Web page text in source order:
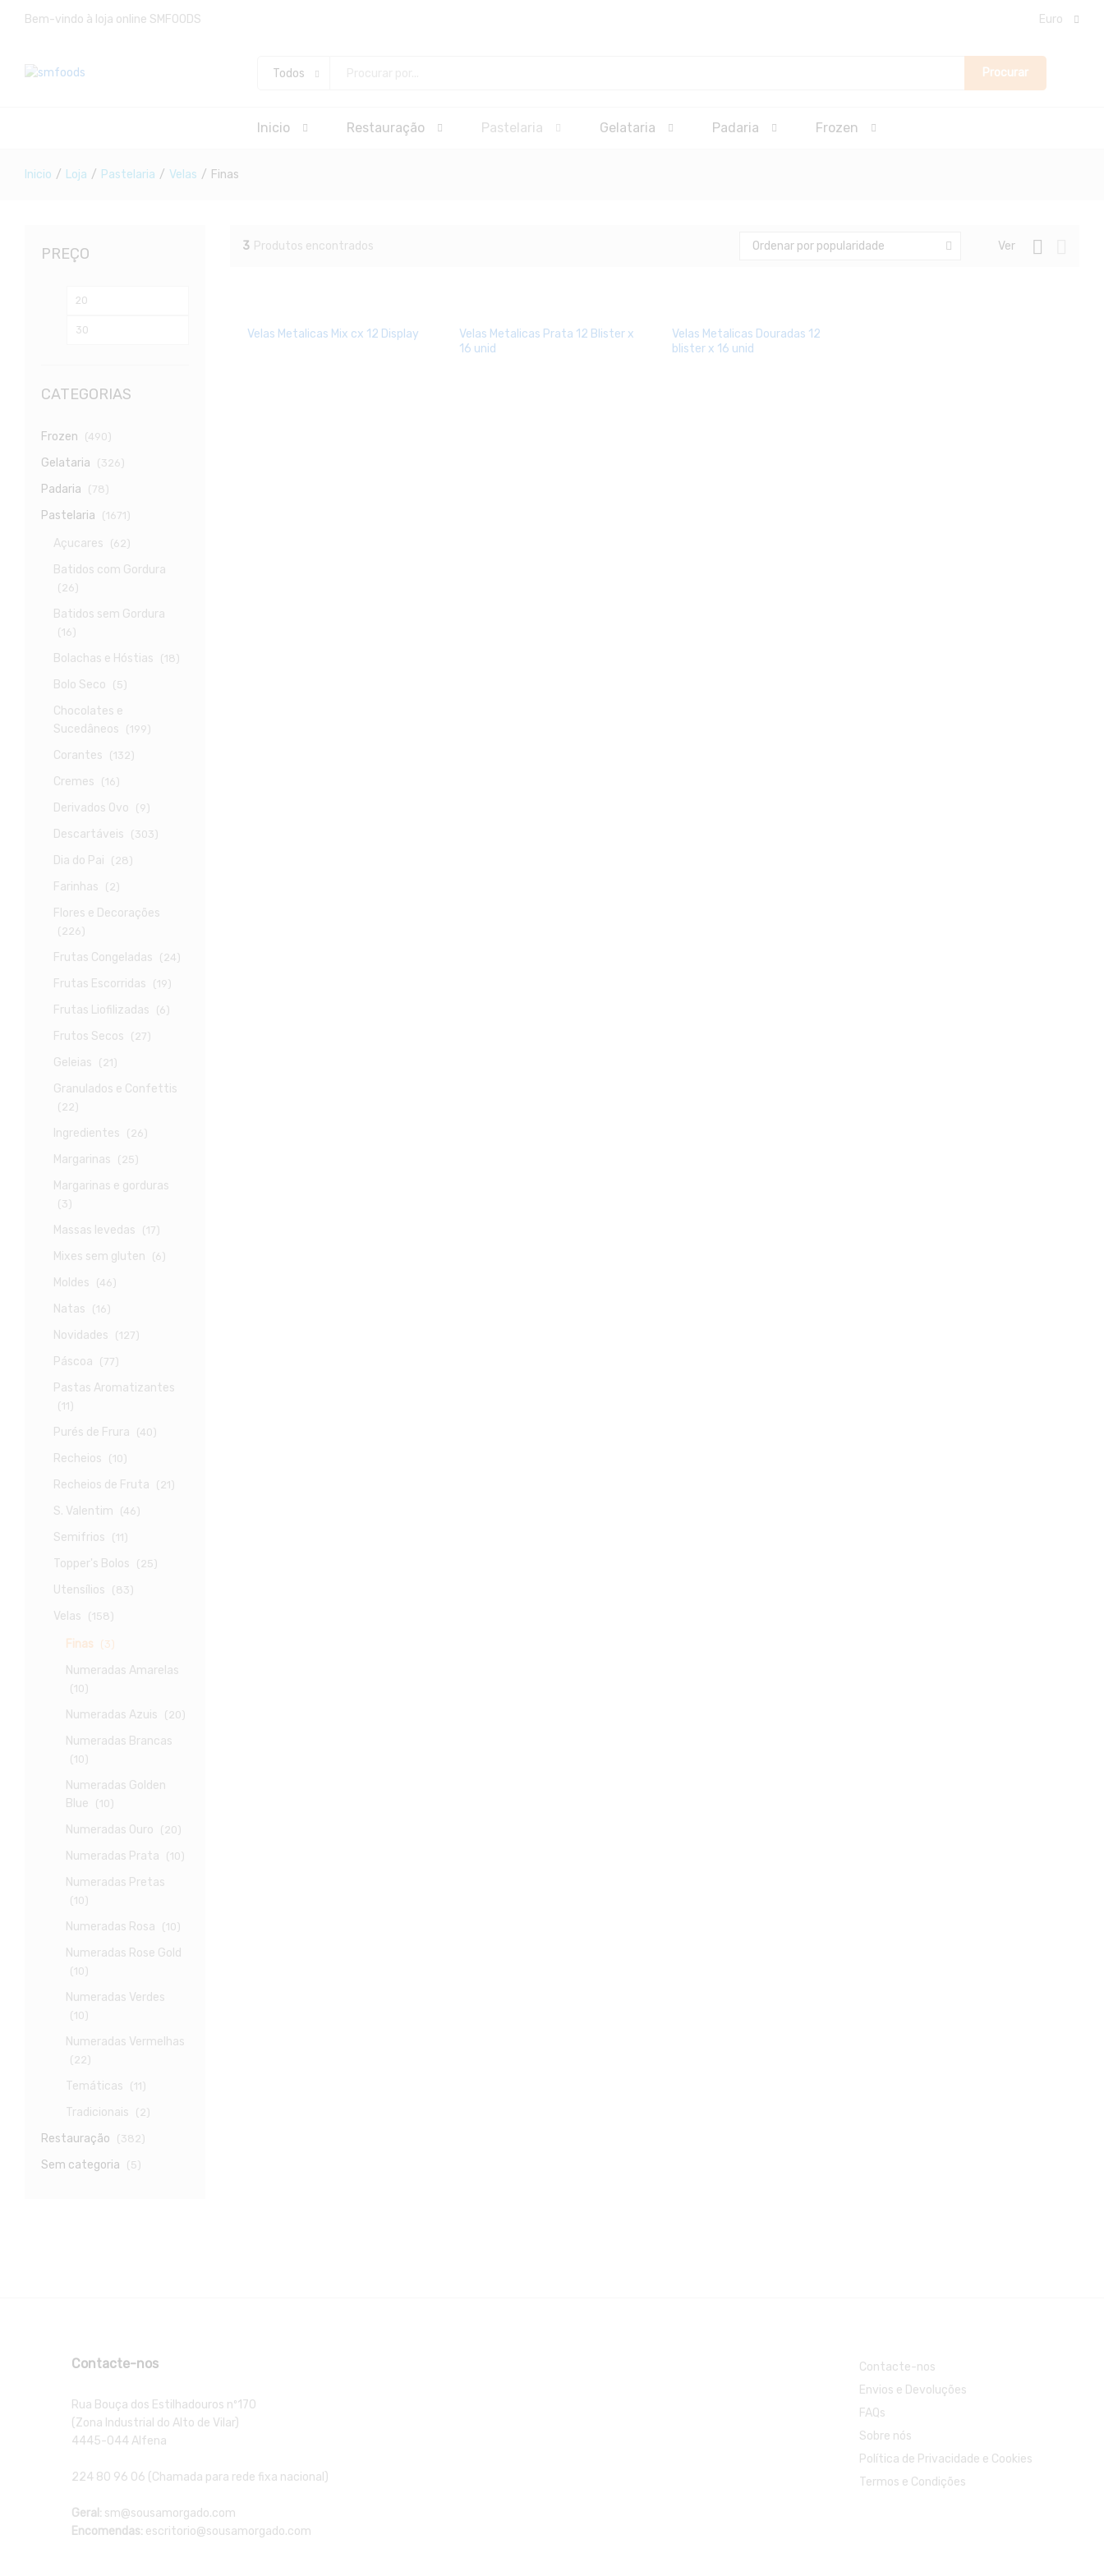
Bem-vindo à loja online SMFOODS Euro
Todos Procurar
Inicio Restauração Pastelaria Gelataria Padaria Frozen
Inicio / Loja / Pastelaria / Velas / Finas
3 Produtos encontrados Ver
Ordenar por popularidade
Velas Metalicas Mix cx 12 Display
Velas Metalicas Prata 12 Blister x
16 unid
Velas Metalicas Douradas 12
blister x 16 unid
PREÇO
Preço
CATEGORIAS
Frozen (490)
Gelataria (326)
Padaria (78)
Pastelaria (1671)
Açucares (62)
Batidos com Gordura
(26)
Batidos sem Gordura
(16)
Bolachas e Hóstias (18)
Bolo Seco (5)
Chocolates e
Sucedâneos
(199)
Corantes (132)
Cremes (16)
Derivados Ovo (9)
Descartáveis (303)
Dia do Pai (28)
Farinhas (2)
Flores e Decorações
(226)
Frutas Congeladas (24)
Frutas Escorridas (19)
Frutas Liofilizadas (6)
Frutos Secos (27)
Geleias (21)
Granulados e Confettis
(22)
Ingredientes (26)
Margarinas (25)
Margarinas e gorduras
(3)
Massas levedas (17)
Mixes sem gluten (6)
Moldes (46)
Natas (16)
Novidades (127)
Páscoa (77)
Pastas Aromatizantes
(11)
Purés de Frura (40)
Recheios (10)
Recheios de Fruta (21)
S. Valentim (46)
Semifrios (11)
Topper's Bolos (25)
Utensílios (83)
Velas (158)
Finas (3)
Numeradas Amarelas
(10)
Numeradas Azuis (20)
Numeradas Brancas
(10)
Numeradas Golden
Blue
(10)
Numeradas Ouro (20)
Numeradas Prata (10)
Numeradas Pretas
(10)
Numeradas Rosa (10)
Numeradas Rose Gold
(10)
Numeradas Verdes
(10)
Numeradas Vermelhas
(22)
Temáticas (11)
Tradicionais (2)
Restauração (382)
Sem categoria (5)
Contacte-nos
Rua Bouça dos Estilhadouros nº170
(Zona Industrial do Alto de Vilar)
4445-044 Alfena
224 80 96 06 (Chamada para rede fixa nacional)
Geral: sm@sousamorgado.com
Encomendas: escritorio@sousamorgado.com
Contacte-nos
Envios e Devoluções
FAQs
Sobre nós
Política de Privacidade e Cookies
Termos e Condições